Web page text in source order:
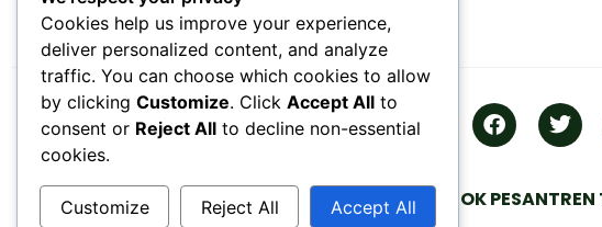
PONDOK
Cookies help us improve your experience,
deliver personalized content, and analyze
traffic. You can choose which cookies to allow
by clicking Customize. Click Accept All to
consent or Reject All to decline non-essential
cookies.
Customize Reject All Accept All